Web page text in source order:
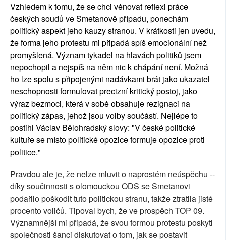
Vzhledem k tomu, že se chci věnovat reflexi práce
českých soudů ve Smetanově případu, ponechám
politický aspekt jeho kauzy stranou. V krátkosti jen uvedu,
že forma jeho protestu mi připadá spíš emocionální než
promyšlená. Význam tykadel na hlavách politiků jsem
nepochopil a nejspíš na něm nic k chápání není. Možná
ho lze spolu s připojenými nadávkami brát jako ukazatel
neschopnosti formulovat precizní kritický postoj, jako
výraz bezmoci, která v sobě obsahuje rezignaci na
politický zápas, jehož jsou volby součástí. Nejlépe to
postihl Václav Bělohradský slovy: "V české politické
kultuře se místo politické opozice formuje opozice proti
politice."
Pravdou ale je, že nelze mluvit o naprostém neúspěchu --
díky součinnosti s olomouckou ODS se Smetanovi
podařilo poškodit tuto politickou stranu, takže ztratila jisté
procento voličů. Tipoval bych, že ve prospěch TOP 09.
Významnější mi připadá, že svou formou protestu poskytl
společnosti šanci diskutovat o tom, jak se postavit